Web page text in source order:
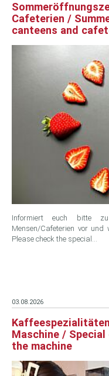
Cafeterien /
canteens and
Informiert euch bitte
Mensen/Cafeterien vor und
Please check the special…
03.08.2026
Maschine /
the machine